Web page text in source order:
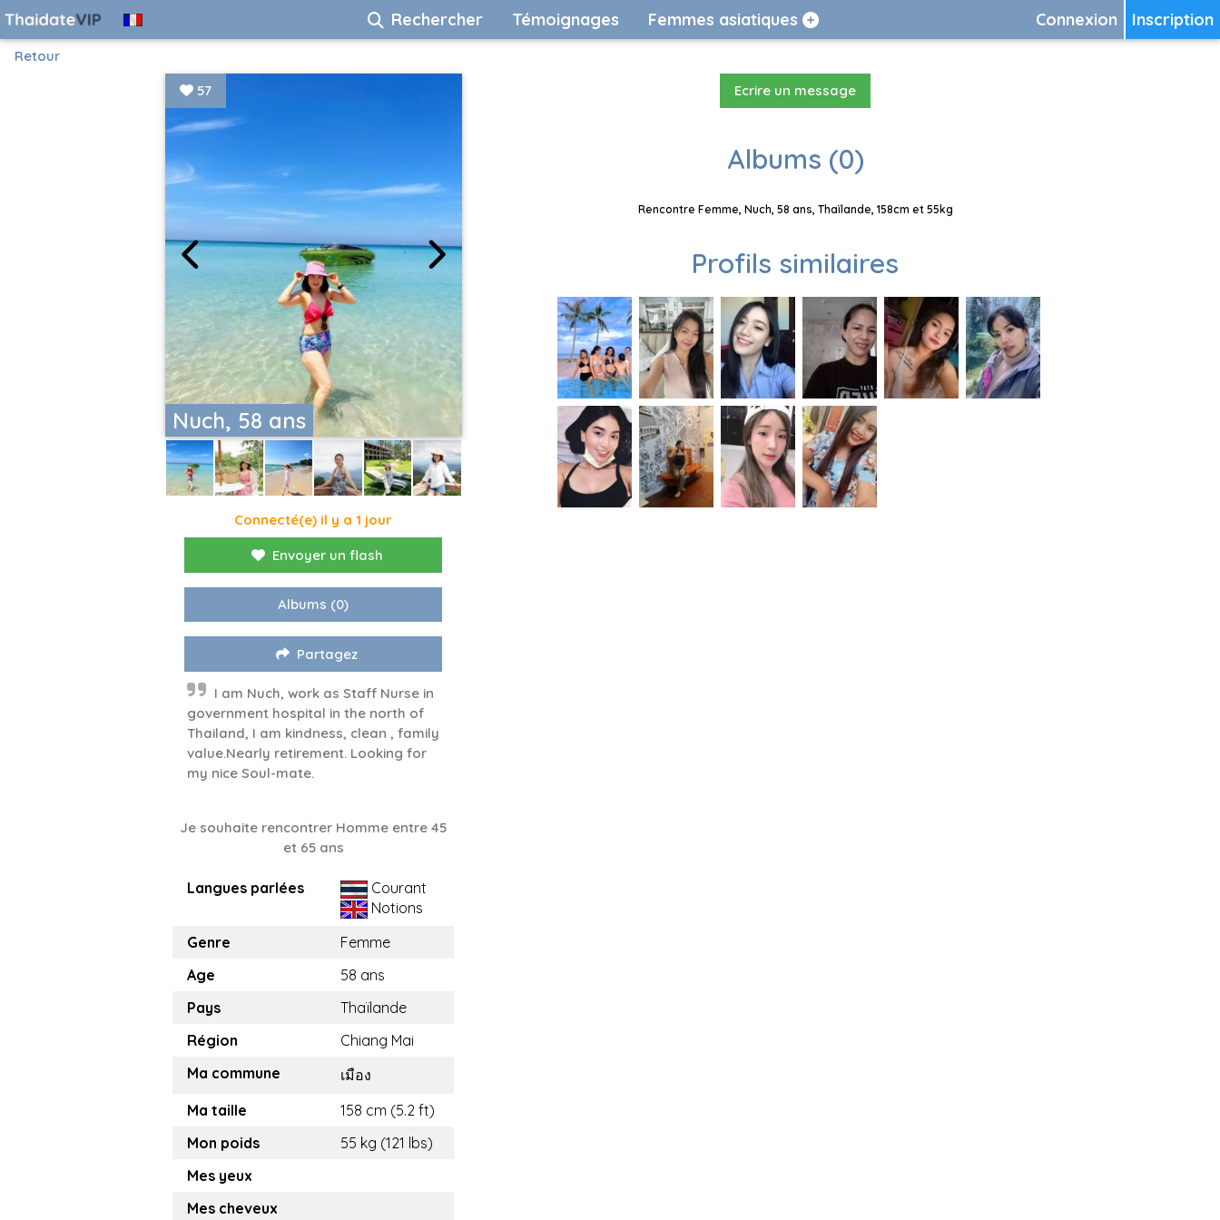
Inscription
Connexion
Rechercher Témoignages Femmes asiatiques
Retour
Nuch, 58 ans
57
Connecté(e) il y a 1 jour
Envoyer un flash
Albums (0)
Partagez
I am Nuch, work as Staff Nurse in
government hospital in the north of
Thailand, I am kindness, clean , family
value.Nearly retirement. Looking for
my nice Soul-mate.
Je souhaite rencontrer Homme entre 45
et 65 ans
Langues parlées
Courant
Notions
Genre
Femme
Age
58 ans
Pays
Thaïlande
Région
Chiang Mai
Ma commune
เมือง
Ma taille
158 cm (5.2 ft)
Mon poids
55 kg (121 lbs)
Mes yeux
Mes cheveux
Ecrire un message
Albums (0)
Rencontre Femme, Nuch, 58 ans, Thaïlande, 158cm et 55kg
Profils similaires